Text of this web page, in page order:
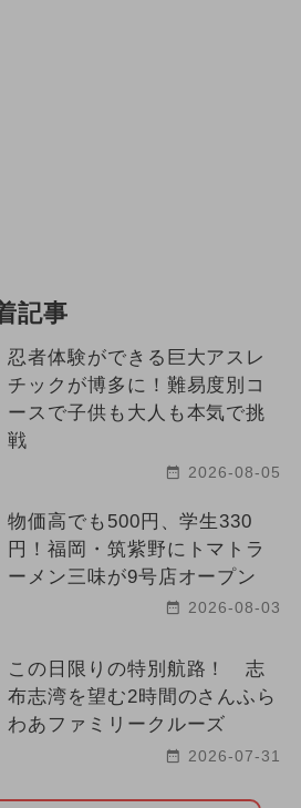
ト
ント
ト
ト
ント
ト 職業体験
年4月のイベント
年6月のイベント
記事
忍者体験ができる巨大アスレ
チックが博多に！難易度別コ
ースで子供も大人も本気で挑
戦
2026-08-05
物価高でも500円、学生330
円！福岡・筑紫野にトマトラ
ーメン三味が9号店オープン
2026-08-03
この日限りの特別航路！ 志
布志湾を望む2時間のさんふら
わあファミリークルーズ
2026-07-31